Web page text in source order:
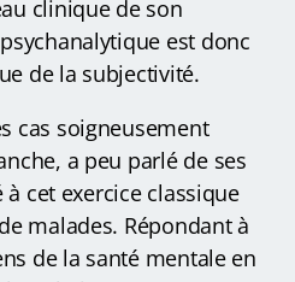
clinique de son
est donc
de la subjectivité.
cas soigneusement
a peu parlé de ses
à cet exercice classique
malades. Répondant à
de la santé mentale en